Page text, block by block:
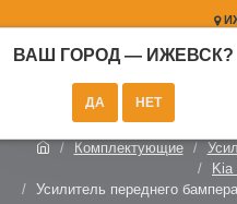
ВАШ ГОРОД — ИЖЕВСК?
Комплектующие
Усилитель переднего